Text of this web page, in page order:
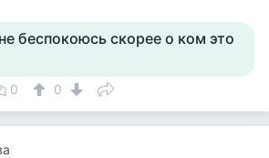
беспокоюсь скорее о ком это
0 0